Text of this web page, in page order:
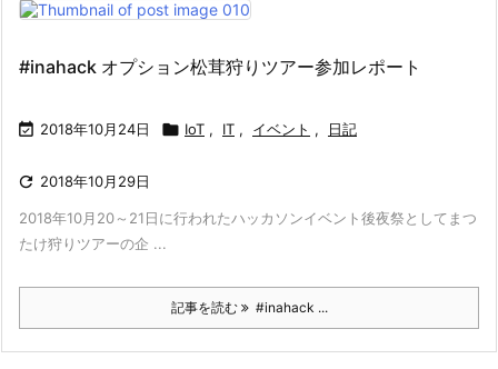
#inahack オプション松茸狩りツアー参加レポート
 2018年10月24日  IoT , IT , イベント , 日記
 2018年10月29日
2018年10月20～21日に行われたハッカソンイベント後夜祭としてまつ
たけ狩りツアーの企 ...
記事を読む #inahack ...